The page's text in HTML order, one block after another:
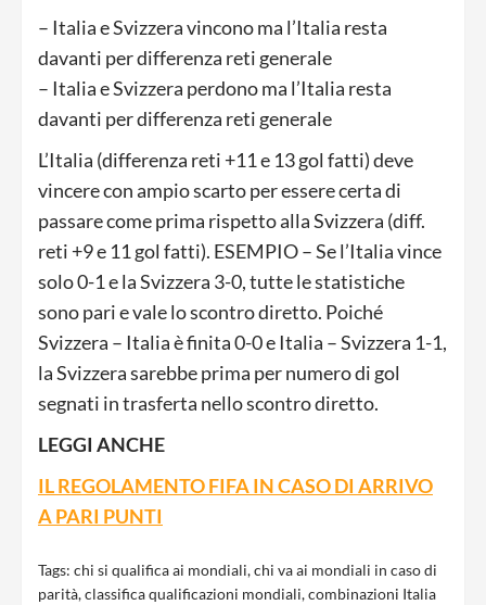
– Italia e Svizzera vincono ma l’Italia resta
davanti per differenza reti generale
– Italia e Svizzera perdono ma l’Italia resta
davanti per differenza reti generale
L’Italia (differenza reti +11 e 13 gol fatti) deve
vincere con ampio scarto per essere certa di
passare come prima rispetto alla Svizzera (diff.
reti +9 e 11 gol fatti). ESEMPIO – Se l’Italia vince
solo 0-1 e la Svizzera 3-0, tutte le statistiche
sono pari e vale lo scontro diretto. Poiché
Svizzera – Italia è finita 0-0 e Italia – Svizzera 1-1,
la Svizzera sarebbe prima per numero di gol
segnati in trasferta nello scontro diretto.
LEGGI ANCHE
IL REGOLAMENTO FIFA IN CASO DI ARRIVO
A PARI PUNTI
Tags: chi si qualifica ai mondiali,chi va ai mondiali in caso di
parità,classifica qualificazioni mondiali,combinazioni Italia